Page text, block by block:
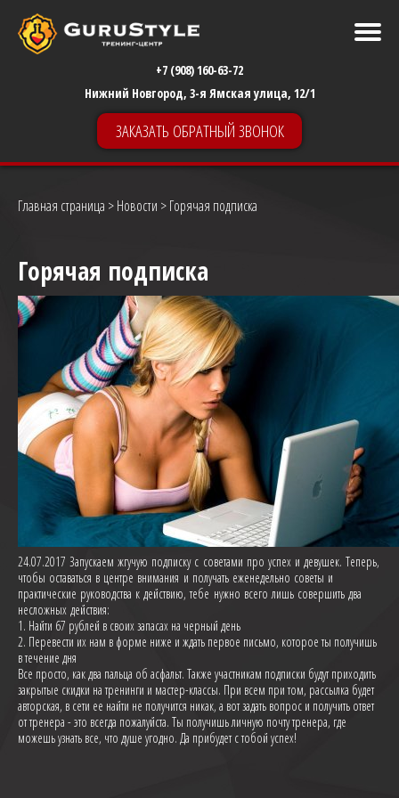
+7 (908) 160-63-72
Нижний Новгород, 3-я Ямская улица, 12/1
ЗАКАЗАТЬ ОБРАТНЫЙ ЗВОНОК
Главная страница >Новости > Горячая подписка
Горячая подписка
24.07.2017 Запускаем жгучую подписку с советами про успех и девушек. Теперь,
чтобы оставаться в центре внимания и получать еженедельно советы и
практические руководства к действию, тебе нужно всего лишь совершить два
несложных действия:
1. Найти 67 рублей в своих запасах на черный день
2. Перевести их нам в форме ниже и ждать первое письмо, которое ты получишь
в течение дня
Все просто, как два пальца об асфальт. Также участникам подписки будут приходить
закрытые скидки на тренинги и мастер-классы. При всем при том, рассылка будет
авторская, в сети ее найти не получится никак, а вот задать вопрос и получить ответ
от тренера - это всегда пожалуйста. Ты получишь личную почту тренера, где
можешь узнать все, что душе угодно. Да прибудет с тобой успех!